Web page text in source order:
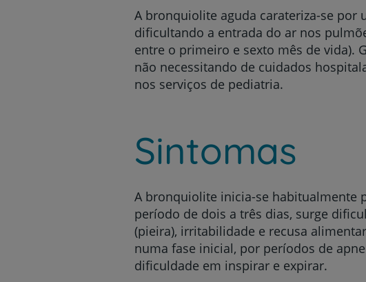
A bronquiolite aguda carateriza-se por
dificultando a entrada do ar nos
entre o primeiro e sexto mês de vida).
não necessitando de cuidados
nos serviços de pediatria.
Sintomas
A bronquiolite inicia-se habitualmente
período de dois a três dias, surge
(pieira), irritabilidade e recusa
numa fase inicial, por períodos de
dificuldade em inspirar e expirar.